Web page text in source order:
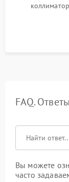
механизма
ударном
FAQ.
Вы можете
часто